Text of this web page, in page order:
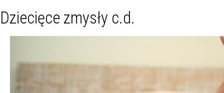
Dziecięce zmysły c.d.